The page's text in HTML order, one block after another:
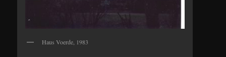
Haus Voerde, 1983